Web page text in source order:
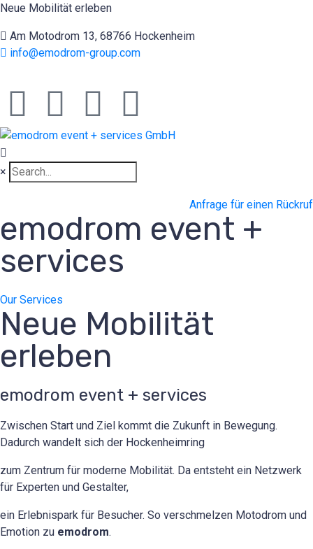
Neue Mobilität erleben
Am Motodrom 13, 68766 Hockenheim
info@emodrom-group.com
×
Anfrage für einen Rückruf
emodrom event +
services
Our Services
Neue Mobilität
erleben
emodrom event + services
Zwischen Start und Ziel kommt die Zukunft in Bewegung.
Dadurch wandelt sich der Hockenheimring
zum Zentrum für moderne Mobilität. Da entsteht ein Netzwerk
für Experten und Gestalter,
ein Erlebnispark für Besucher. So verschmelzen Motodrom und
Emotion zu emodrom.